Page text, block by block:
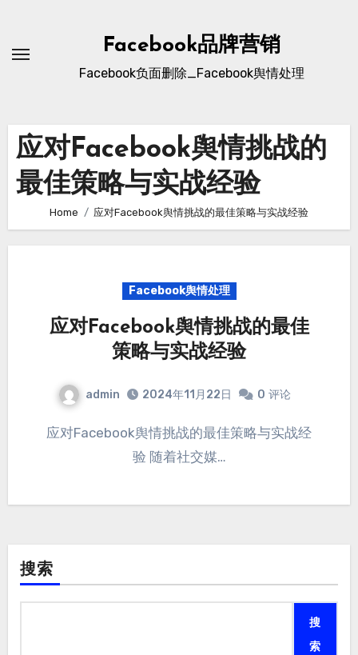
content
Facebook品牌营销
Facebook负面删除_Facebook舆情处理
应对Facebook舆情挑战的
最佳策略与实战经验
Home 应对Facebook舆情挑战的最佳策略与实战经验
Facebook舆情处理
应对Facebook舆情挑战的最佳
策略与实战经验
admin 2024年11月22日 0 评论
应对Facebook舆情挑战的最佳策略与实战经
验 随着社交媒…
搜索
搜
索